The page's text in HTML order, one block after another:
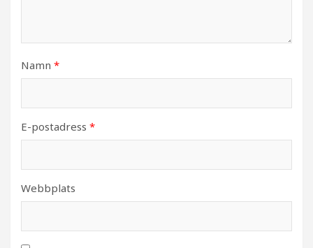
Namn *
E-postadress *
Webbplats